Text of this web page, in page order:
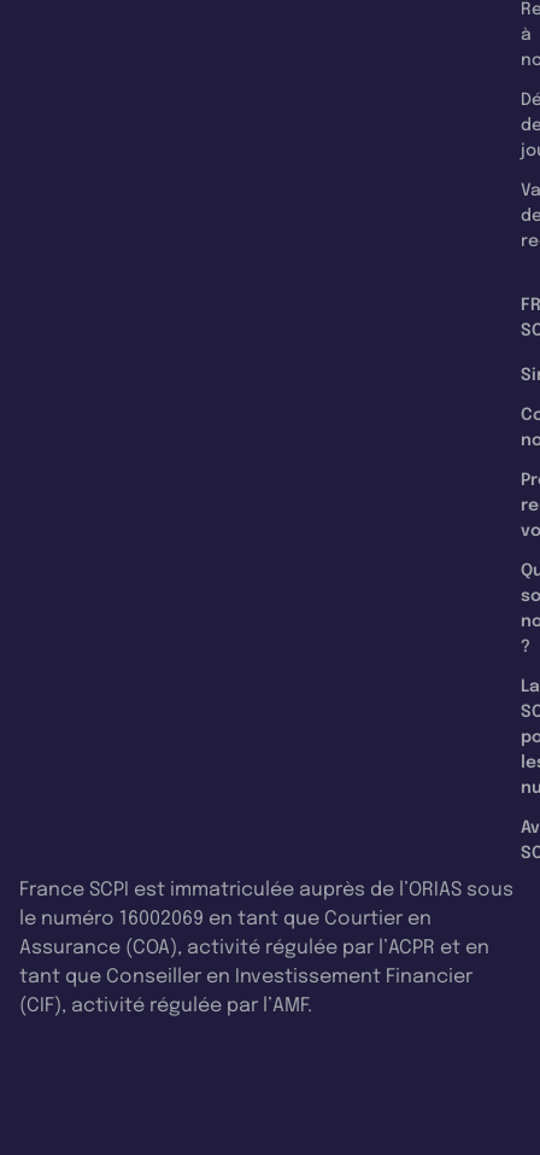
à
?
La
France SCPI est immatriculée auprès de l’ORIAS sous
le numéro 16002069 en tant que Courtier en
Assurance (COA), activité régulée par l’ACPR et en
tant que Conseiller en Investissement Financier
(CIF), activité régulée par l’AMF.